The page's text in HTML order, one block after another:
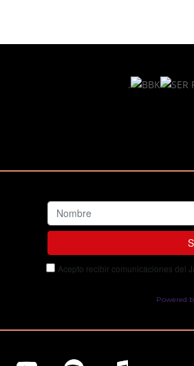
.
Acepto recibir comunicaciones del
Powered